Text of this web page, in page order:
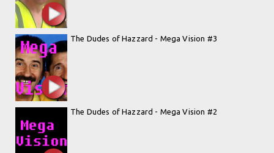
The Dudes of Hazzard - Mega Vision #3
The Dudes of Hazzard - Mega Vision #2